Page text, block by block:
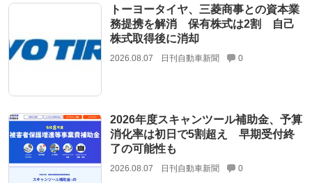
トーヨータイヤ、三菱商事との資本業
務提携を解消 保有株式は2割 自己
株式取得後に消却
2026.08.07 日刊自動車新聞 0
2026年度スキャンツール補助金、予算
消化率は初日で5割超え 早期受付終
了の可能性も
2026.08.07 日刊自動車新聞 0